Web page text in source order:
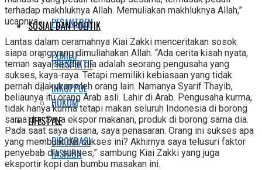
PESANTREN
PEMILU
INKOPPOL
LIFESTYLE
FASHION
SOSIAL DAN POLITIK
PRESPEKTIF
HUKUM
BIROKRASI
terhadap makhluknya Allah. Memuliakan makhluknya Allah,”
ucapnya.
Lantas dalam ceramahnya Kiai Zakki menceritakan sosok
siapa orang yang dimuliahakan Allah. “Ada cerita kisah nyata,
teman saya sendiri dia adalah seorang pengusaha yang
sukses, kaya-raya. Tetapi memiliki kebiasaan yang tidak
pernah dilakukan oleh orang lain. Namanya Syarif Thayib,
beliaunya itu orang Arab asli. Lahir di Arab. Pengusaha kurma,
tidak hanya kurma tetapi makan seluruh Indonesia di borong
sama dia. Saya ekspor makanan, produk di borong sama dia.
Pada saat saya disana, saya penasaran. Orang ini sukses apa
yang membuat dia sukses ini? Akhirnya saya telusuri faktor
penyebab dia sukses,” sambung Kiai Zakki yang juga
eksportir kopi dan bumbu masakan ini.